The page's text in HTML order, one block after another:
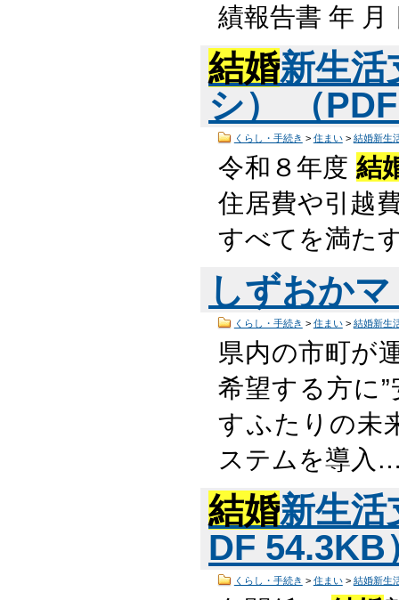
績報告書 年
結婚新生活
シ） （
くらし・手続き > 住まい> 結婚新生
令和８年度 結
住居費や引越
すべてを満た
しずおか
くらし・手続き > 住まい> 結婚新生
県内の市町が
希望する方に
すふたりの
ステムを導入
結婚新生活
DF
くらし・手続き > 住まい> 結婚新生